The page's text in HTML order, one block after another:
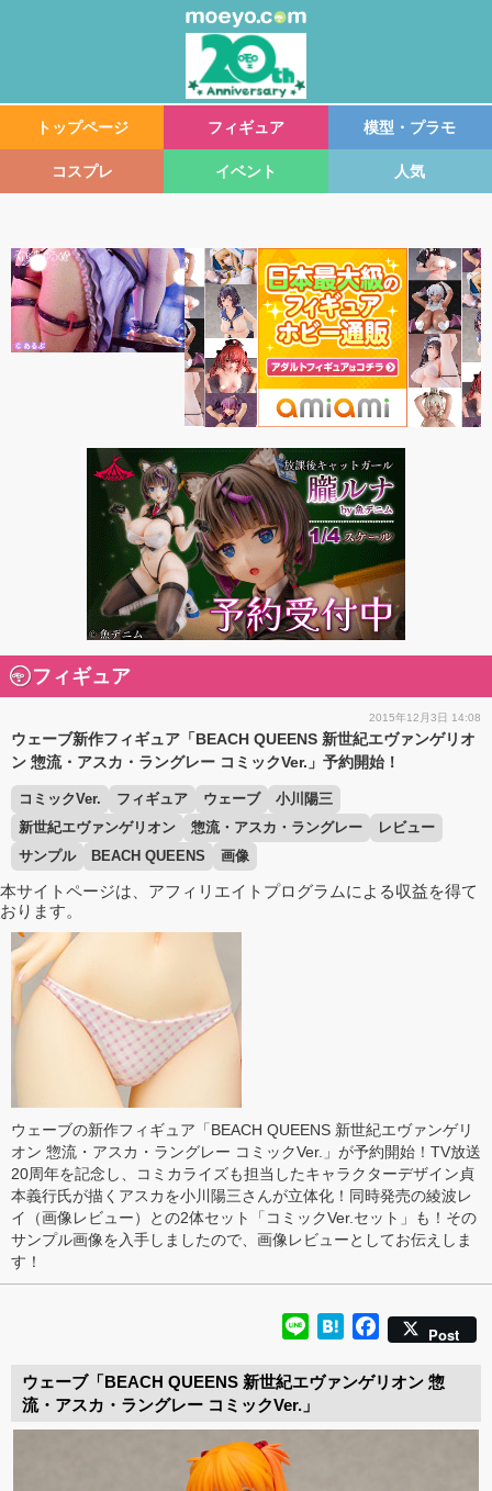
トップページ フィギュア 模型・プラモ
コスプレ イベント 人気
フィギュア
2015年12月3日 14:08
ウェーブ新作フィギュア「BEACH QUEENS 新世紀エヴァンゲリオ
ン 惣流・アスカ・ラングレー コミックVer.」予約開始！
コミックVer. フィギュア ウェーブ
小川陽三
新世紀エヴァンゲリオン
惣流・アスカ・ラングレー
レビュー
サンプル
BEACH QUEENS 画像
本サイトページは、アフィリエイトプログラムによる収益を得て
おります。
ウェーブの新作フィギュア「BEACH QUEENS 新世紀エヴァンゲリ
オン 惣流・アスカ・ラングレー コミックVer.」が予約開始！TV放送
20周年を記念し、コミカライズも担当したキャラクターデザイン貞
本義行氏が描くアスカを小川陽三さんが立体化！同時発売の綾波レ
イ（画像レビュー）との2体セット「コミックVer.セット」も！その
サンプル画像を入手しましたので、画像レビューとしてお伝えしま
す！
Line HatenaFacebook
Post
ウェーブ「BEACH QUEENS 新世紀エヴァンゲリオン 惣
流・アスカ・ラングレー コミックVer.」